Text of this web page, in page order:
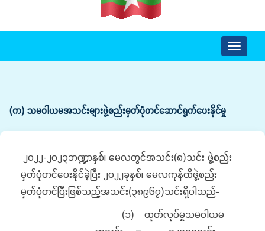
Toggle
(က) သမဝါယမအသင်းများဖွဲ့စည်းမှတ်ပုံတင်ဆောင်ရွက်ပေးနိုင်မှု
၂၀၂၂-၂၀၂၃ဘဏ္ဍာနှစ်၊ မေလတွင်အသင်း(၈)သင်း ဖွဲ့စည်း
မှတ်ပုံတင်ပေးနိုင်ခဲ့ပြီး ၂၀၂၂ခုနှစ်၊ မေလကုန်ထိဖွဲ့စည်း
မှတ်ပုံတင်ပြီးဖြစ်သည့်အသင်း(၃၈၉၆၇)သင်းရှိပါသည်-
(၁) ထုတ်လုပ်မှုသမဝါယမ